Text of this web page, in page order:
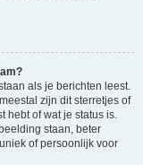
als je berichten leest.
zijn dit sterretjes of
hebt of wat je status is.
staan, beter
of persoonlijk voor